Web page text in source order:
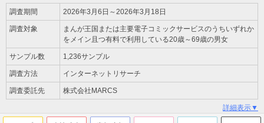
調査期間 2026年3月6日～2026年3月18日
調査対象
まんが王国または主要電子コミックサービスのうちいずれか
をメイン且つ有料で利用している20歳～69歳の男女
サンプル数 1,236サンプル
調査方法 インターネットリサーチ
調査委託先 株式会社MARCS
詳細表示▼